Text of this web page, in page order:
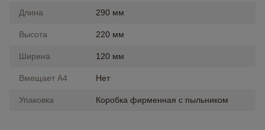
Длина 290 мм
Высота 220 мм
Ширина 120 мм
Вмещает А4 Нет
Упаковка Коробка фирменная с пыльником